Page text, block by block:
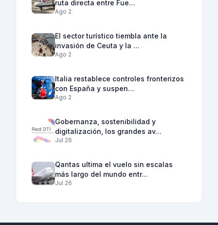
ruta directa entre Fue…
Ago 2
El sector turístico tiembla ante la
invasión de Ceuta y la …
Ago 2
Italia restablece controles fronterizos
con España y suspen…
Ago 2
Gobernanza, sostenibilidad y
digitalización, los grandes av…
Jul 26
Qantas ultima el vuelo sin escalas
más largo del mundo entr…
Jul 26